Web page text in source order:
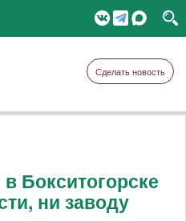
Сделать новость
Бокситогорске
ни заводу